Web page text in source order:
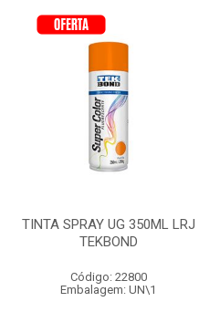
TINTA SPRAY UG 350ML LRJ
TEKBOND
Código: 22800
Embalagem: UN\1